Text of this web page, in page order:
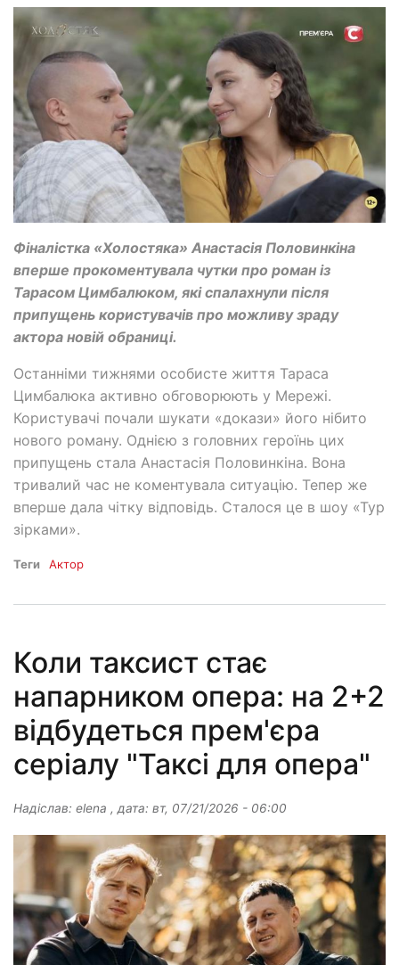
Фіналістка «Холостяка» Анастасія Половинкіна
вперше прокоментувала чутки про роман із
Тарасом Цимбалюком, які спалахнули після
припущень користувачів про можливу зраду
актора новій обраниці.
Останніми тижнями особисте життя Тараса
Цимбалюка активно обговорюють у Мережі.
Користувачі почали шукати «докази» його нібито
нового роману. Однією з головних героїнь цих
припущень стала Анастасія Половинкіна. Вона
тривалий час не коментувала ситуацію. Тепер же
вперше дала чітку відповідь. Сталося це в шоу «Тур
зірками».
Теги Актор
Коли таксист стає
напарником опера: на 2+2
відбудеться прем'єра
серіалу "Таксі для опера"
Надіслав: elena , дата: вт, 07/21/2026 - 06:00